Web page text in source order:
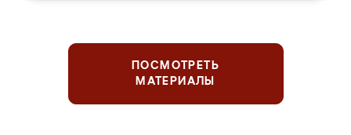
ПОСМОТРЕТЬ
МАТЕРИАЛЫ